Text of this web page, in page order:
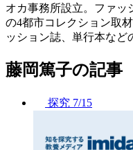
オカ事務所設立。ファッ
の4都市コレクション取
ッション誌、単行本など
藤岡篤子の記事
探究 7/15